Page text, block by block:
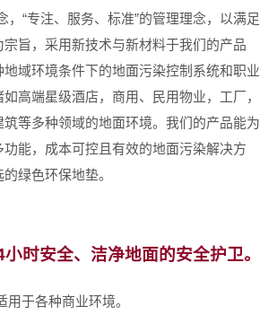
，“专注、服务、标准”的管理理念，以满足
旨，采用新技术与新材料于我们的产品
域环境条件下的地面污染控制系统和职业
高端星级酒店，商用、民用物业，工厂，
等多种领域的地面环境。我们的产品能为
能，成本可控且有效的地面污染解决方
绿色环保地垫。
时安全、洁净地面的安全护卫。
用于各种商业环境。